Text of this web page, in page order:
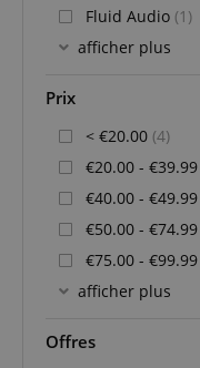
Fluid Audio (1)
afficher plus
Prix
< €20.00 (4)
€20.00 - €39.99
€40.00 - €49.99
€50.00 - €74.99
€75.00 - €99.99
afficher plus
Offres